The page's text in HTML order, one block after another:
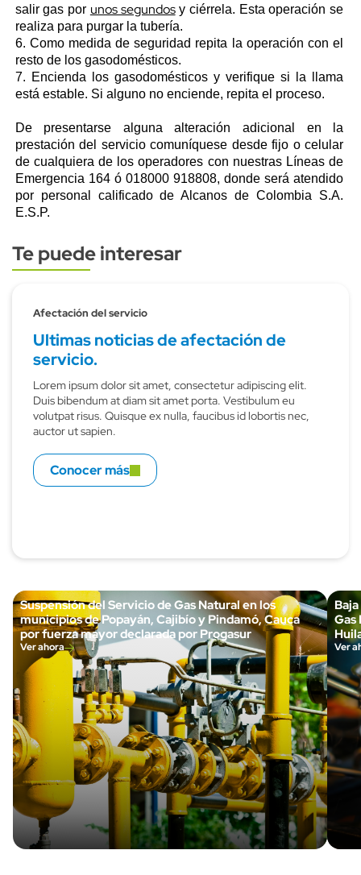
salir gas por unos segundosy ciérrela. Esta operación se
realiza para purgar la tubería.
6. Como medida de seguridad repita la operación con el
resto de los gasodomésticos.
7. Encienda los gasodomésticos y verifique si la llama
está estable. Si alguno no enciende, repita el proceso.
De presentarse alguna alteración adicional en la
prestación del servicio comuníquese desde fijo o celular
de cualquiera de los operadores con nuestras Líneas de
Emergencia 164 ó 018000 918808, donde será atendido
por personal calificado de Alcanos de Colombia S.A.
E.S.P.
Subtitulo
Te puede interesar
Afectación del servicio
Ultimas noticias de afectación de
servicio.
Lorem ipsum dolor sit amet, consectetur adipiscing elit.
Duis bibendum at diam sit amet porta. Vestibulum eu
volutpat risus. Quisque ex nulla, faucibus id lobortis nec,
auctor ut sapien.
Conocer más
Suspensión del Servicio de Gas Natural en los
municipios de Popayán, Cajibío y Pindamó, Cauca
por fuerza mayor declarada por Progasur
Ver ahora
Gas
Ver